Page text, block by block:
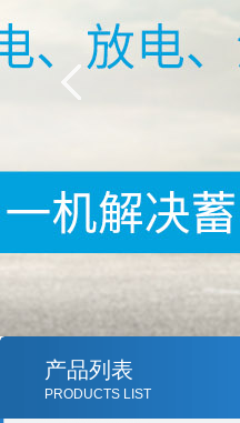
产品列表
PRODUCTS LIST